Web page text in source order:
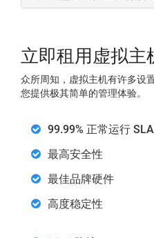
立即租用虚拟主
众所周知，虚拟主机有许多设
您提供极其简单的管理体验。
99.99% 正常运行 SLA
最高安全性
最佳品牌硬件
高度稳定性